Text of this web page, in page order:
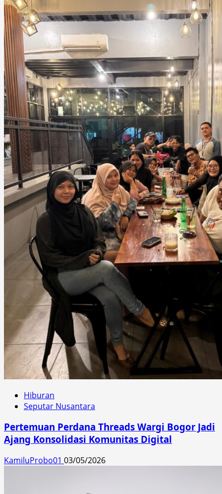
Hiburan
Seputar Nusantara
Pertemuan Perdana Threads Wargi Bogor Jadi
Ajang Konsolidasi Komunitas Digital
KamiluProbo01 03/05/2026